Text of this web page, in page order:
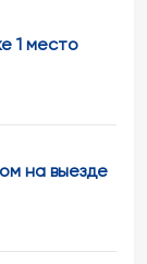
1 место
на выезде